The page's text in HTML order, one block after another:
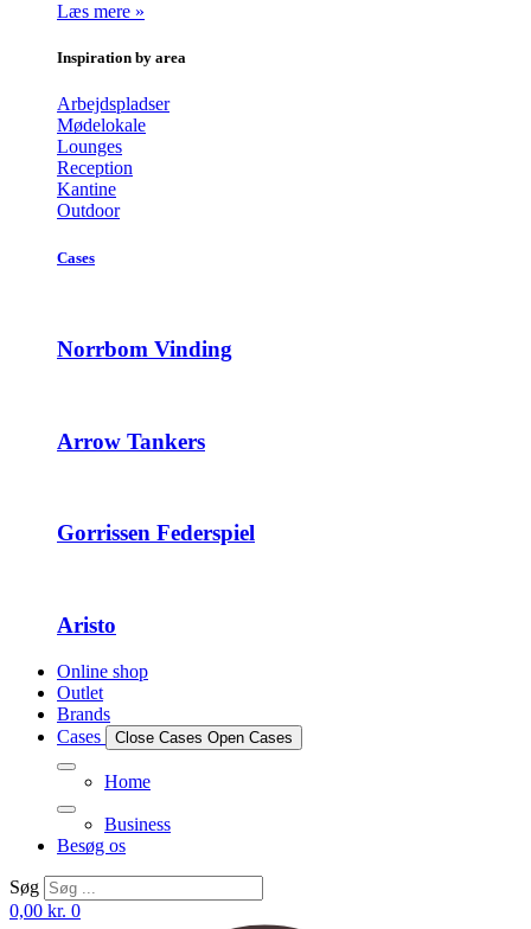
Læs mere »
Inspiration by area
Arbejdspladser
Mødelokale
Lounges
Reception
Kantine
Outdoor
Cases
Norrbom Vinding
Arrow Tankers
Gorrissen Federspiel
Aristo
Online shop
Outlet
Brands
Cases
Close Cases Open Cases
Home
Business
Besøg os
Søg
0,00 kr. 0